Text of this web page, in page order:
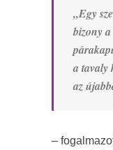
„Egy
bizony
a tavaly
az
–